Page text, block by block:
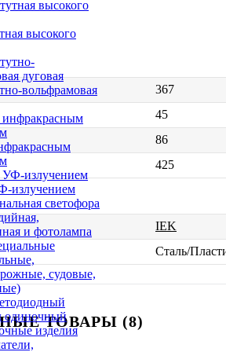
высокого
вольфрамовая
излучением
светофора
и фотолампа
судовые,
одиночный
изделия
367
45
86
425
IEK
Сталь/
ТОВАРЫ (8)